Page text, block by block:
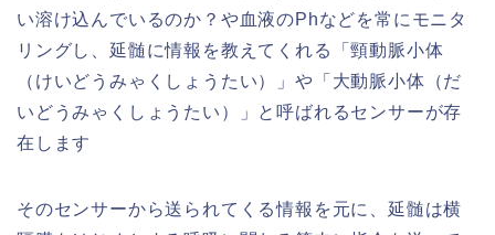
い溶け込んでいるのか？や血液のPhなどを常にモニタ
リングし、延髄に情報を教えてくれる「頸動脈小体
（けいどうみゃくしょうたい）」や「大動脈小体（だ
いどうみゃくしょうたい）」と呼ばれるセンサーが存
在します
そのセンサーから送られてくる情報を元に、延髄は横